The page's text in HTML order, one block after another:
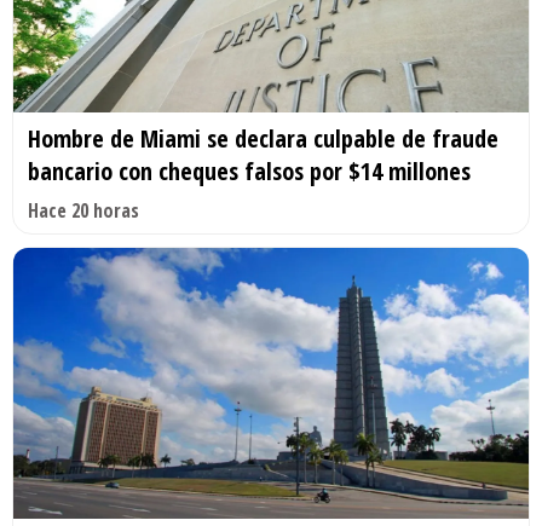
Hombre de Miami se declara culpable de fraude
bancario con cheques falsos por $14 millones
Hace 20 horas